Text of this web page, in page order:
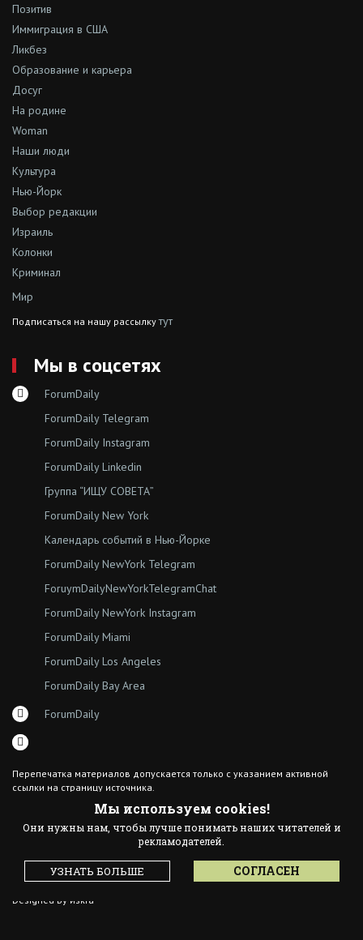
Позитив
Иммиграция в США
Ликбез
Образование и карьера
Досуг
На родине
Woman
Наши люди
Культура
Нью-Йорк
Выбор редакции
Израиль
Колонки
Криминал
Мир
Подписаться на нашу рассылкутут
Мы в соцсетях
ForumDaily
ForumDaily Telegram
ForumDaily Instagram
ForumDaily Linkedin
Группа “ИЩУ СОВЕТА”
ForumDaily New York
Календарь событий в Нью-Йорке
ForumDaily NewYork Telegram
ForuymDailyNewYorkTelegramChat
ForumDaily NewYork Instagram
ForumDaily Miami
ForumDaily Los Angeles
ForumDaily Bay Area
ForumDaily
Перепечатка материалов допускается только с указанием активной
ссылки на страницу источника.
Юридический адрес:
7308 18th Ave
© 2015 ForumDaily inc.
Designed By иskra*
Мы используем cookies!
Они нужны нам, чтобы лучше понимать наших читателей и
рекламодателей.
УЗНАТЬ БОЛЬШЕ СОГЛАСЕН